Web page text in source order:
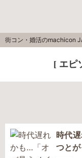
街コン・婚活のmachicon
[ エピ
時代
つと